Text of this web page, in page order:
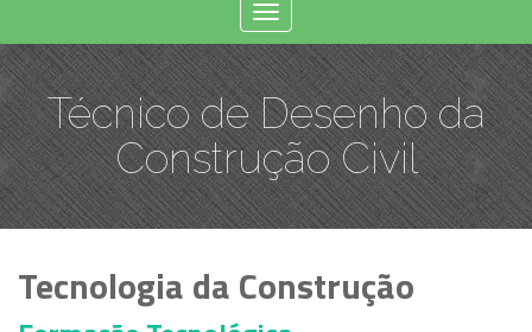
Toggle
navigation
Técnico de Desenho da
Construção Civil
Tecnologia da Construção